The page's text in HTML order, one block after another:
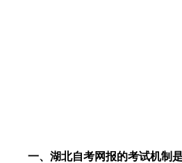
一、湖北自考网报的考试机制